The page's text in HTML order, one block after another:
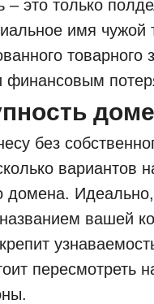
– это только
имя чужой
финансовым
без
вариантов
домена.
вашей
пересмотреть